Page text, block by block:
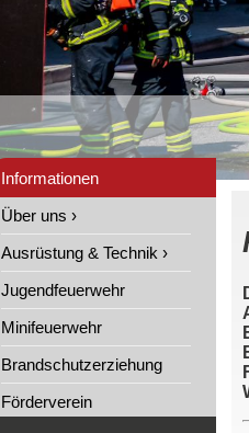
Informationen
Über uns ›
Ausrüstung & Technik ›
Jugendfeuerwehr
Minifeuerwehr
Brandschutzerziehung
Förderverein